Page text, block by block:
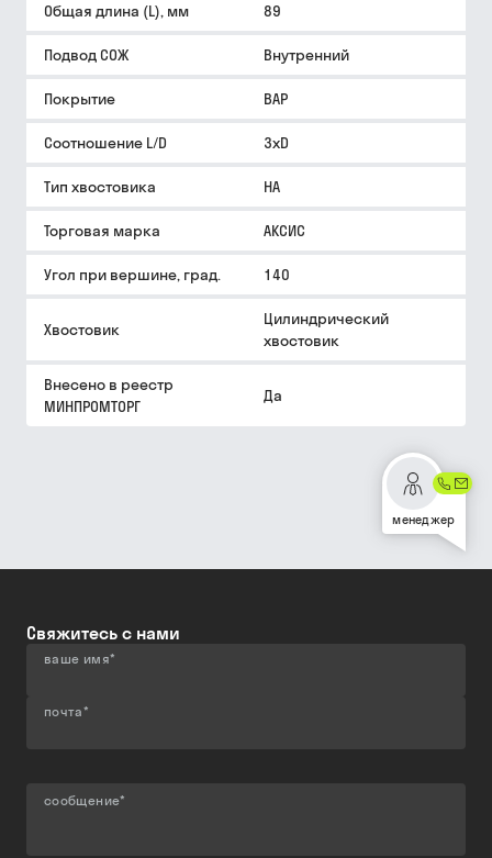
Общая длина (L), мм 89
Подвод СОЖ Внутренний
Покрытие BAP
Соотношение L/D 3xD
Тип хвостовика HA
Торговая марка АКСИС
Угол при вершине, град. 140
Хвостовик
Цилиндрический
хвостовик
Внесено в реестр
МИНПРОМТОРГ
Да
менеджер
Свяжитесь с нами
ваше имя*
почта*
сообщение*